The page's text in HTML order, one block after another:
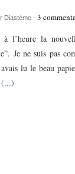
Diastème - 3
l’heure la
Je ne suis pas
lu le beau
(...)